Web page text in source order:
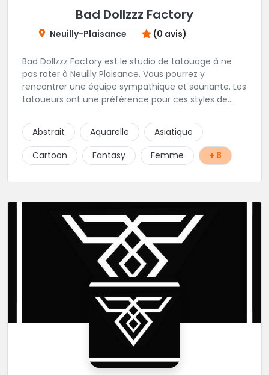
Bad Dollzzz Factory
Neuilly-Plaisance (0 avis)
Bad Dollzzz Factory est le studio de tatouage à ne
pas rater à Neuilly Plaisance. Vous pourrez y
rencontrer une équipe sympathique et souriante. Les
tatoueurs ont une préfèrence pour ces styles de
culture et traits fins. Foncez !
Abstrait Aquarelle
Asiatique
Cartoon
Fantasy Femme + 8